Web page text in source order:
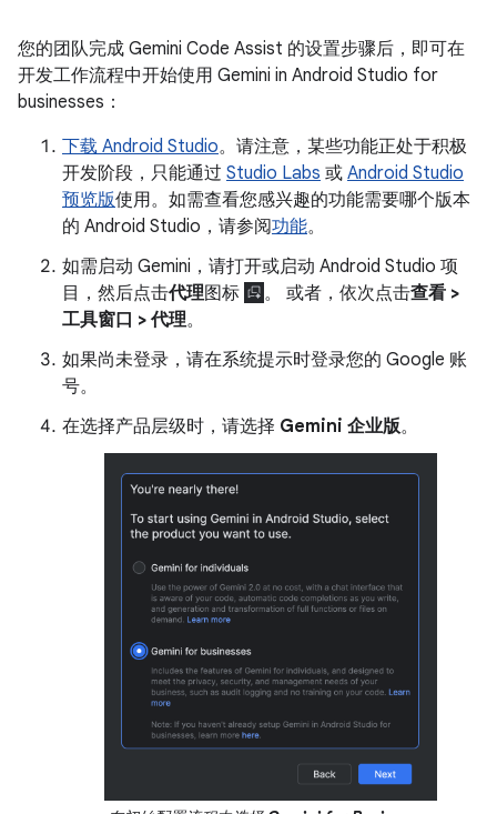
您的团队完成 Gemini Code Assist 的设置步骤后，即可在
开发工作流程中开始使用 Gemini in Android Studio for
businesses：
下载 Android Studio。请注意，某些功能正处于积极
开发阶段，只能通过 Studio Labs 或 Android Studio
预览版使用。如需查看您感兴趣的功能需要哪个版本
的 Android Studio，请参阅功能。
如需启动 Gemini，请打开或启动 Android Studio 项
目，然后点击代理图标 。 或者，依次点击查看 >
工具窗口 > 代理。
如果尚未登录，请在系统提示时登录您的 Google 账
号。
在选择产品层级时，请选择 Gemini 企业版。